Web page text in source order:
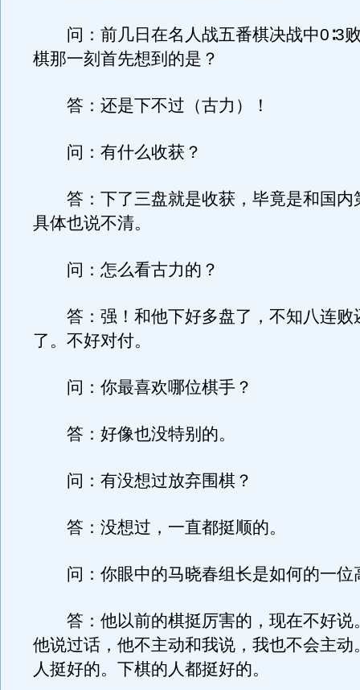
问：前几日在名人战五番棋决战中0∶3
棋那一刻首先想到的是？
答：还是下不过（古力）！
问：有什么收获？
答：下了三盘就是收获，毕竟是和国内
具体也说不清。
问：怎么看古力的？
答：强！和他下好多盘了，不知八连败
了。不好对付。
问：你最喜欢哪位棋手？
答：好像也没特别的。
问：有没想过放弃围棋？
答：没想过，一直都挺顺的。
问：你眼中的马晓春组长是如何的一位
答：他以前的棋挺厉害的，现在不好说
他说过话，他不主动和我说，我也不会主动
人挺好的。下棋的人都挺好的。